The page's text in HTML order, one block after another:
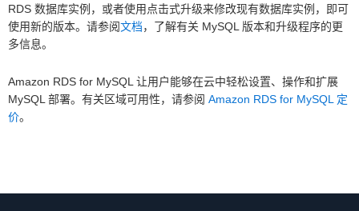
RDS 数据库实例，或者使用点击式升级来修改现有数据库实例，即可
使用新的版本。请参阅文档，了解有关 MySQL 版本和升级程序的更
多信息。
Amazon RDS for MySQL 让用户能够在云中轻松设置、操作和扩展
MySQL 部署。有关区域可用性，请参阅 Amazon RDS for MySQL 定
价。